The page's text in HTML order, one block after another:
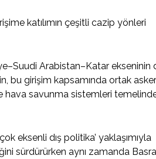
katılımın çeşitli cazip yönleri
Arabistan–Katar ekseninin
bu girişim kapsamında ortak
hava savunma sistemleri
eksenli dış politika’ yaklaşımıyla
sürdürürken aynı zamanda